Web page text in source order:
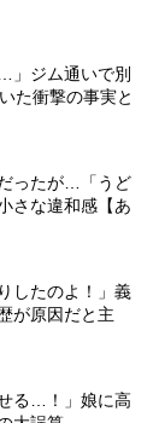
」ジム通いで別
た衝撃の事実と
ったが…「うど
さな違和感【あ
したのよ！」義
が原因だと主
る…！」娘に高